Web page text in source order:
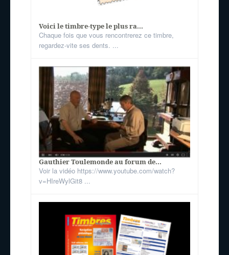
Voici le timbre-type le plus ra...
Chaque fois que vous rencontrerez ce timbre,
regardez-vite ses dents. ...
Gauthier Toulemonde au forum de...
Voir la vidéo https://www.youtube.com/watch?
v=HIreWylGit8 ...